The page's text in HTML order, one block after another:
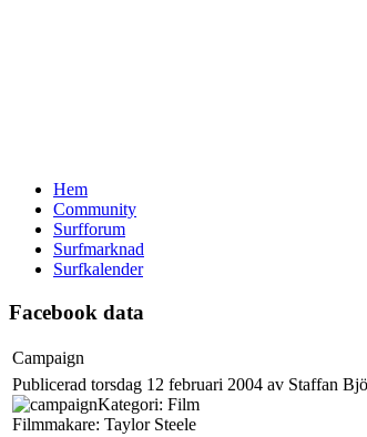
Hem
Community
Surfforum
Surfmarknad
Surfkalender
Facebook data
Campaign
Publicerad torsdag 12 februari 2004 av Staffan
Kategori: Film
Filmmakare: Taylor Steele